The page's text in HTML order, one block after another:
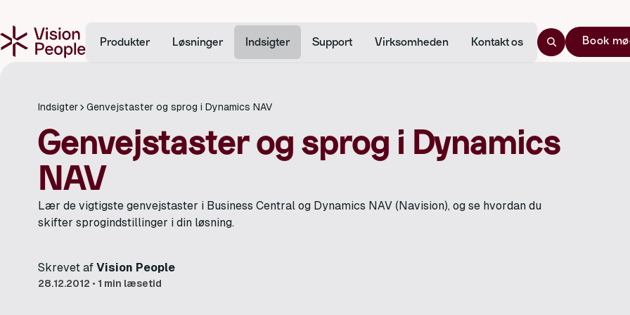
Produkter Løsninger Indsigter Support Virksomheden Kontakt os Book
Indsigter Genvejstaster og sprog i Dynamics NAV
Genvejstaster og sprog i Dynamics
NAV
Lær de vigtigste genvejstaster i Business Central og Dynamics NAV (Navision), og se hvordan du
skifter sprogindstillinger i din løsning.
Skrevet afVision People
28.12.2012 • 1 min læsetid